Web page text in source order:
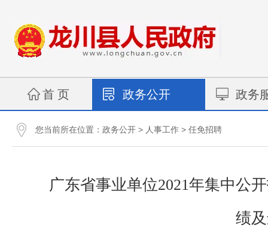
首 页 政务公开 政务
您当前所在位置： 政务公开 > 人事工作 > 任免招聘
广东省事业单位2021年集中公
绩